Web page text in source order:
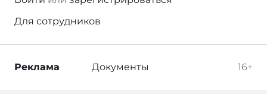
Для сотрудников
16+
Реклама Документы